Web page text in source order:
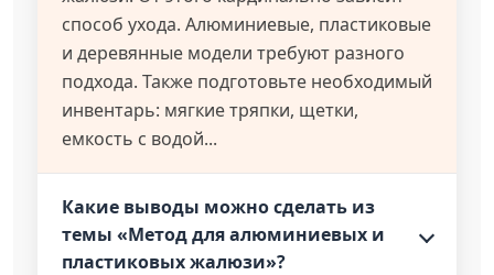
способ ухода. Алюминиевые, пластиковые
и деревянные модели требуют разного
подхода. Также подготовьте необходимый
инвентарь: мягкие тряпки, щетки,
емкость с водой...
Какие выводы можно сделать из
темы «Метод для алюминиевых и
пластиковых жалюзи»?